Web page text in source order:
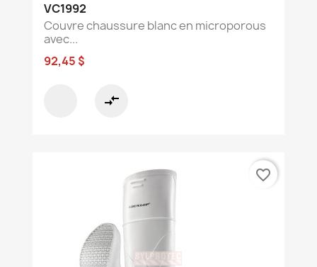
VC1992
Couvre chaussure blanc en microporous
avec...
92,45 $
compare_arrows
favorite_border